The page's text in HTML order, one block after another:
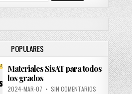
POPULARES
Materiales SisAT para todos
los grados
2024-MAR-07 • SIN COMENTARIOS